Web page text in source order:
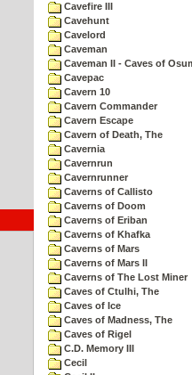
Cavefire III
Cavehunt
Cavelord
Caveman
Caveman II - Caves of
Cavepac
Cavern 10
Cavern Commander
Cavern Escape
Cavern of Death, The
Cavernia
Cavernrun
Cavernrunner
Caverns of Callisto
Caverns of Doom
Caverns of Eriban
Caverns of Khafka
Caverns of Mars
Caverns of Mars II
Caverns of The Lost Miner
Caves of Ctulhi, The
Caves of Ice
Caves of Madness, The
Caves of Rigel
C.D. Memory III
Cecil